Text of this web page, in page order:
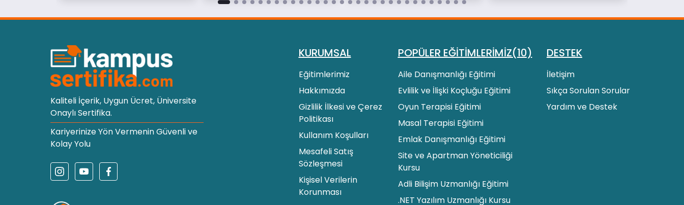
Kaliteli İçerik, Uygun Ücret, Üniversite
Onaylı Sertifika.
Kariyerinize Yön Vermenin Güvenli ve
Kolay Yolu
KURUMSAL
Eğitimlerimiz
Hakkımızda
Gizlilik İlkesi ve Çerez
Politikası
Kullanım Koşulları
Mesafeli Satış
Sözleşmesi
Kişisel Verilerin
Korunması
POPÜLER EĞİTİMLERİMİZ(10)
Aile Danışmanlığı Eğitimi
Evlilik ve İlişki Koçluğu Eğitimi
Oyun Terapisi Eğitimi
Masal Terapisi Eğitimi
Emlak Danışmanlığı Eğitimi
Site ve Apartman Yöneticiliği
Kursu
Adli Bilişim Uzmanlığı Eğitimi
.NET Yazılım Uzmanlığı Kursu
DESTEK
İletişim
Sıkça Sorulan Sorular
Yardım ve Destek